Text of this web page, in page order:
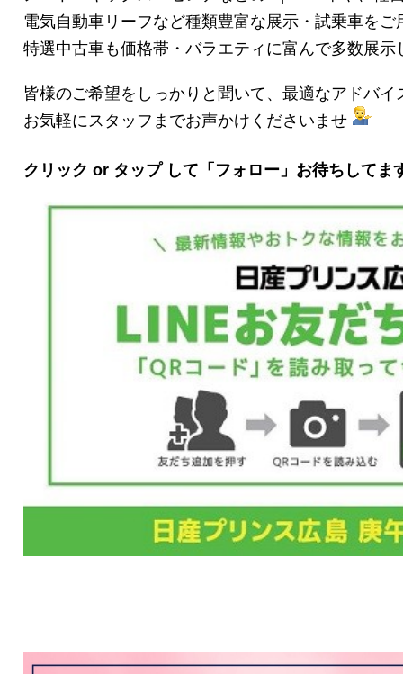
電気自動車リーフなど種類豊富な展示・試乗車をご
特選中古車も価格帯・バラエティに富んで多数展示
皆様のご希望をしっかりと聞いて、最適なアドバ
お気軽にスタッフまでお声かけくださいませ
クリック or タップ して「フォロー」お待ちしてま